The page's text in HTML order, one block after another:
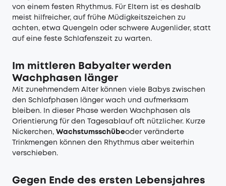
von einem festen Rhythmus. Für Eltern ist es deshalb
meist hilfreicher, auf frühe Müdigkeitszeichen zu
achten, etwa Quengeln oder schwere Augenlider, statt
auf eine feste Schlafenszeit zu warten.
Im mittleren Babyalter werden
Wachphasen länger
Mit zunehmendem Alter können viele Babys zwischen
den Schlafphasen länger wach und aufmerksam
bleiben. In dieser Phase werden Wachphasen als
Orientierung für den Tagesablauf oft nützlicher. Kurze
Nickerchen, Wachstumsschübeoder veränderte
Trinkmengen können den Rhythmus aber weiterhin
verschieben.
Gegen Ende des ersten Lebensjahres